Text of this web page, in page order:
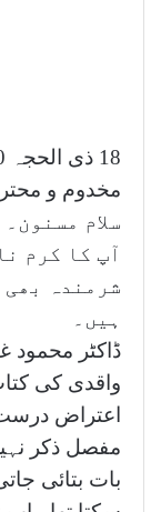
18 ذی الحجہ 1410ھ
مخدوم و
سلام
آپ کا کرم
شرمندہ
ہیں۔
ڈاکٹر محمود
واقدی کی
اعتراض
مفصل ذکر
بات بتائی